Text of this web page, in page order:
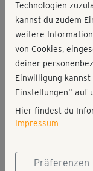
Workout-Facts
leicht
26 Min
129 kcal
Michaela Holle
Handtuch
Technologien
kannst du zudem
weitere
von Cookies,
deiner
Einwilligung
Einstellungen“ auf
Hier findest du
Impressum
Präferenzen